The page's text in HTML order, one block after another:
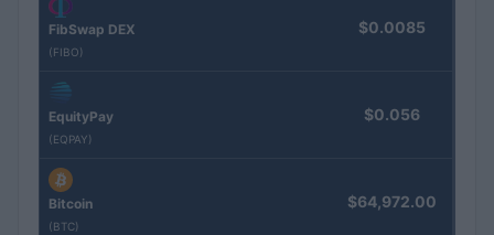
FibSwap DEX
(FIBO)
$0.0085
EquityPay
(EQPAY)
$0.056
Bitcoin
(BTC)
$64,972.00